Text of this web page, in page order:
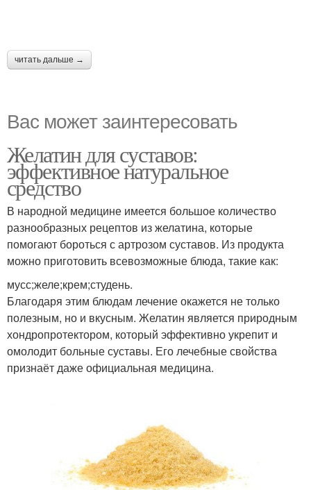
читать дальше →
Вас может заинтересовать
Желатин для суставов:
эффективное натуральное
средство
В народной медицине имеется большое количество
разнообразных рецептов из желатина, которые
помогают бороться с артрозом суставов. Из продукта
можно приготовить всевозможные блюда, такие как:
мусс;желе;крем;студень.
Благодаря этим блюдам лечение окажется не только
полезным, но и вкусным. Желатин является природным
хондропротектором, который эффективно укрепит и
омолодит больные суставы. Его лечебные свойства
признаёт даже официальная медицина.